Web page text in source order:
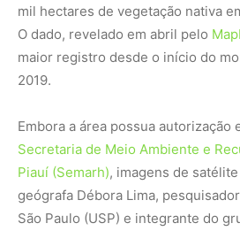
mil hectares de vegetação nativa
O dado, revelado em abril pelo
maior registro desde o início do
2019.
Embora a área possua autorização
Secretaria de Meio Ambiente e
Piauí (Semarh), imagens de
geógrafa Débora Lima,
São Paulo (USP) e integrante do